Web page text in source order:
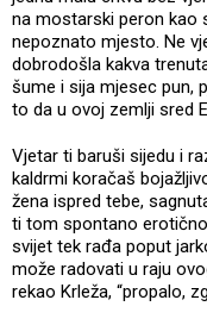
na mostarski peron kao
nepoznato mjesto. Ne
dobrodošla kakva
šume i sija mjesec pun,
to da u ovoj zemlji sred
Vjetar ti baruši sijedu i
kaldrmi koračaš
žena ispred tebe,
ti tom spontano
svijet tek rađa poput
može radovati u raju
rekao Krleža, “propalo,